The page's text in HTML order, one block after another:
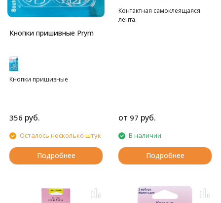
Кнопки пришивные Prym
Кнопки пришивные
356 руб.
Осталось несколько штук
Подробнее
Контактная самоклеящаяся
лента.
от 97 руб.
В наличии
Подробнее